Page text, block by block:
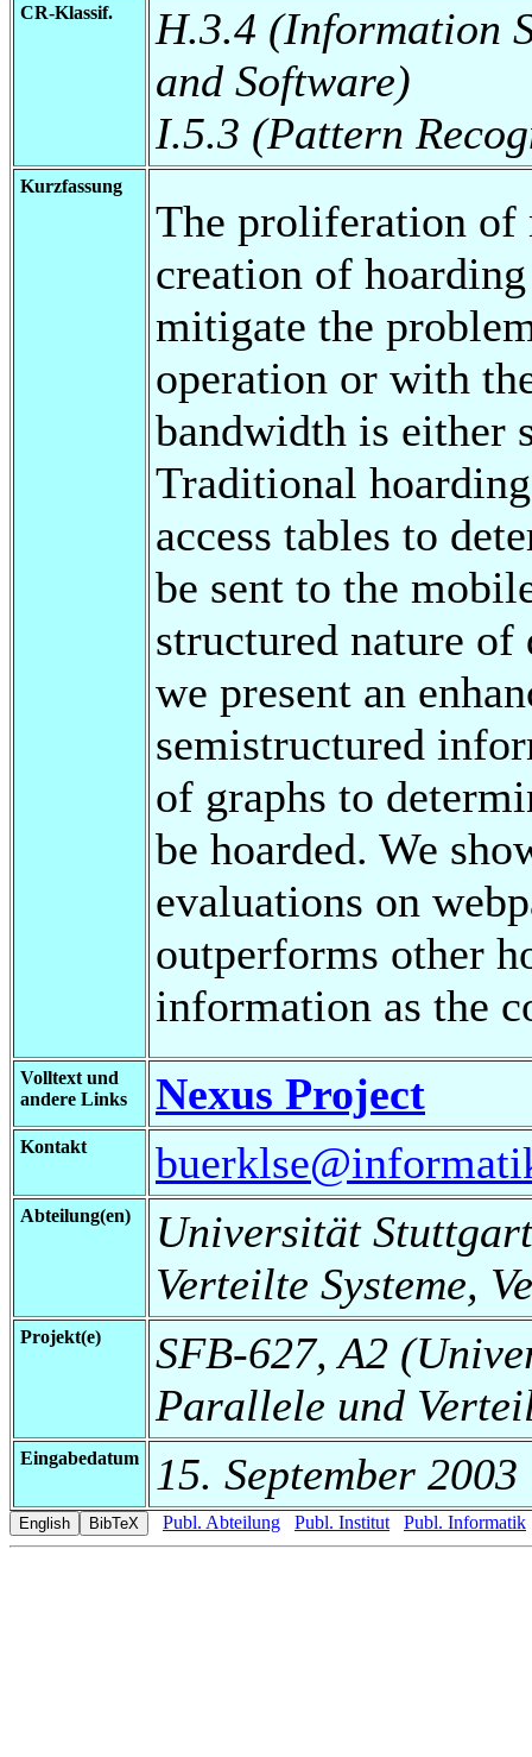
CR-Klassif.
H.3.4 (Information
and Software)
I.5.3 (Pattern
Kurzfassung
The proliferation of
creation of
mitigate the
operation or with
bandwidth is either
Traditional
access tables to
be sent to the
structured nature of
we present an
semistructured
of graphs to
be hoarded. We
evaluations on
outperforms other
information as the
Volltext und
andere Links
Nexus Project
Kontakt
Abteilung(en)
Universität
Verteilte Systeme,
Projekt(e)
SFB-627, A2
Parallele und
Eingabedatum 15. September 2003
Publ. Abteilung Publ. Institut Publ. Informatik